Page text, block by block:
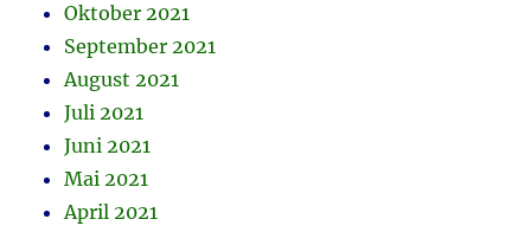
Oktober 2021
September 2021
August 2021
Juli 2021
Juni 2021
Mai 2021
April 2021